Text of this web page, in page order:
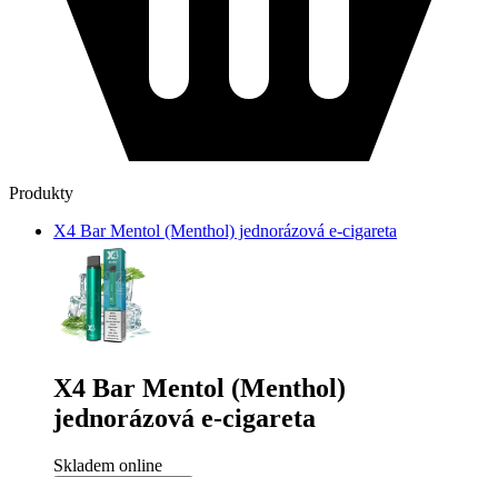
Produkty
X4 Bar Mentol (Menthol) jednorázová e-cigareta
X4 Bar Mentol (Menthol)
jednorázová e-cigareta
Skladem online